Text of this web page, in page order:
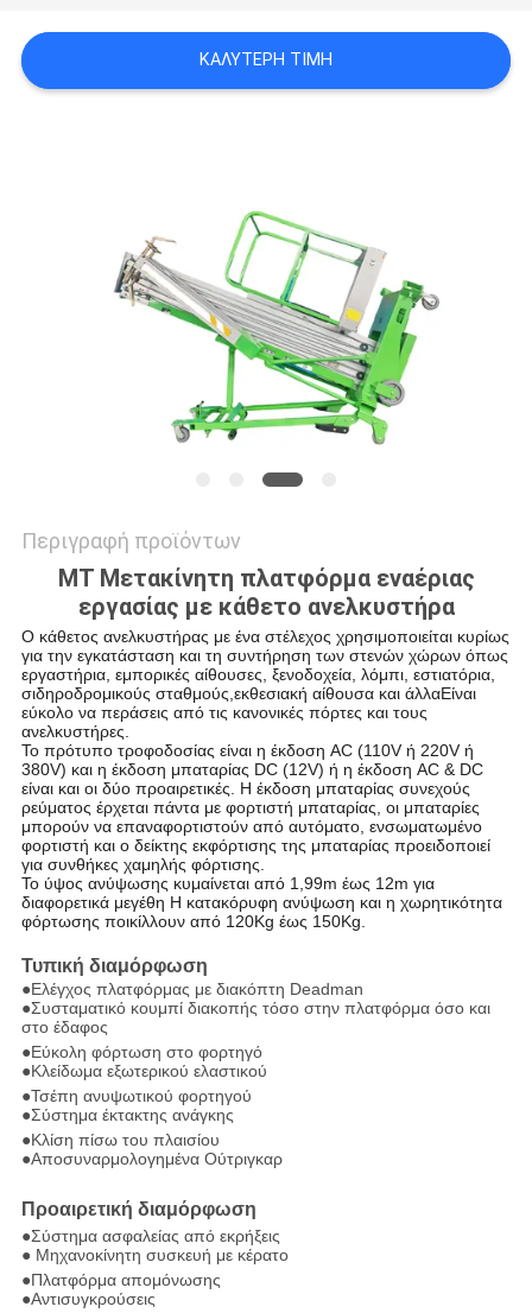
SITEMAP
ΚΑΛΎΤΕΡΗ ΤΙΜΉ
Περιγραφή προϊόντων
MT Μετακίνητη πλατφόρμα εναέριας
εργασίας με κάθετο ανελκυστήρα
Ο κάθετος ανελκυστήρας με ένα στέλεχος χρησιμοποιείται κυρίως
για την εγκατάσταση και τη συντήρηση των στενών χώρων όπως
εργαστήρια, εμπορικές αίθουσες, ξενοδοχεία, λόμπι, εστιατόρια,
σιδηροδρομικούς σταθμούς,εκθεσιακή αίθουσα και άλλαΕίναι
εύκολο να περάσεις από τις κανονικές πόρτες και τους
ανελκυστήρες.
Το πρότυπο τροφοδοσίας είναι η έκδοση AC (110V ή 220V ή
380V) και η έκδοση μπαταρίας DC (12V) ή η έκδοση AC & DC
είναι και οι δύο προαιρετικές. Η έκδοση μπαταρίας συνεχούς
ρεύματος έρχεται πάντα με φορτιστή μπαταρίας, οι μπαταρίες
μπορούν να επαναφορτιστούν από αυτόματο, ενσωματωμένο
φορτιστή και ο δείκτης εκφόρτισης της μπαταρίας προειδοποιεί
για συνθήκες χαμηλής φόρτισης.
Το ύψος ανύψωσης κυμαίνεται από 1,99m έως 12m για
διαφορετικά μεγέθη Η κατακόρυφη ανύψωση και η χωρητικότητα
φόρτωσης ποικίλλουν από 120Kg έως 150Kg.
Τυπική διαμόρφωση
●Ελέγχος πλατφόρμας με διακόπτη Deadman
●Συσταματικό κουμπί διακοπής τόσο στην πλατφόρμα όσο και
στο έδαφος
●Εύκολη φόρτωση στο φορτηγό
●Κλείδωμα εξωτερικού ελαστικού
●Τσέπη ανυψωτικού φορτηγού
●Σύστημα έκτακτης ανάγκης
●Κλίση πίσω του πλαισίου
●Αποσυναρμολογημένα Ούτριγκαρ
Προαιρετική διαμόρφωση
●Σύστημα ασφαλείας από εκρήξεις
● Μηχανοκίνητη συσκευή με κέρατο
●Πλατφόρμα απομόνωσης
●Αντισυγκρούσεις